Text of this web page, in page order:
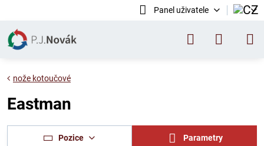
Panel uživatele
nože kotoučové
Eastman
Pozice Parametry